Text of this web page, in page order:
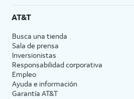
AT&T
Busca una tienda
Sala de prensa
Inversionistas
Responsabilidad corporativa
Empleo
Ayuda e información
Garantía AT&T